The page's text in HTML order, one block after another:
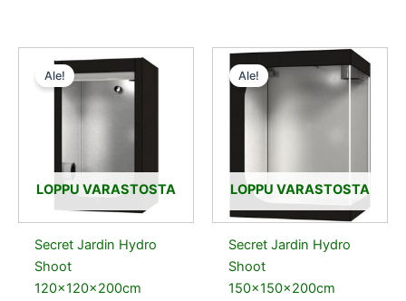
LOPPU VARASTOSTA
Ale!
Secret Jardin Hydro
Shoot
120x120x200cm
hinta
oli:
152,00 €.
hinta
LOPPU VARASTOSTA
Ale!
Secret Jardin Hydro
Shoot
150x150x200cm
Alkuperäinen
hinta
202,00 €.
Nykyinen
hinta
on:
181,80 €.